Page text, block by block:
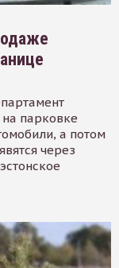
парковке
а потом
через